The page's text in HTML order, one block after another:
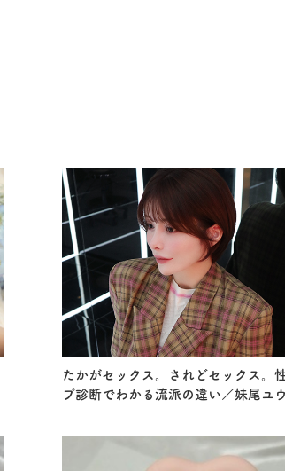
たかがセックス。されどセックス。
プ診断でわかる流派の違い／妹尾ユ